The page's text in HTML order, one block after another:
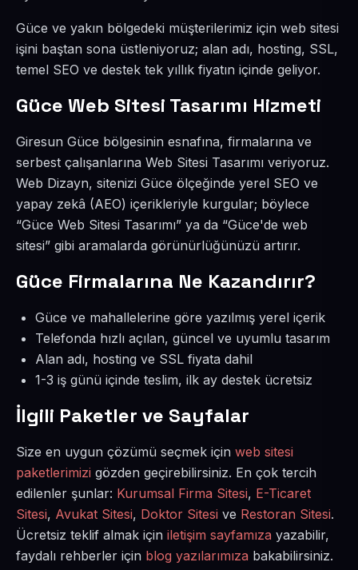
Güce ve yakın bölgedeki müşterilerimiz için web sitesi
işini baştan sona üstleniyoruz; alan adı, hosting, SSL,
temel SEO ve destek tek yıllık fiyatın içinde geliyor.
Güce Web Sitesi Tasarımı Hizmeti
Giresun Güce bölgesinin esnafına, firmalarına ve
serbest çalışanlarına Web Sitesi Tasarımı veriyoruz.
Web Dizayn, sitenizi Güce ölçeğinde yerel SEO ve
yapay zekâ (AEO) içerikleriyle kurgular; böylece
“Güce Web Sitesi Tasarımı” ya da “Güce'de web
sitesi” gibi aramalarda görünürlüğünüzü artırır.
Güce Firmalarına Ne Kazandırır?
Güce ve mahallelerine göre yazılmış yerel içerik
Telefonda hızlı açılan, güncel ve uyumlu tasarım
Alan adı, hosting ve SSL fiyata dahil
1-3 iş günü içinde teslim, ilk ay destek ücretsiz
İlgili Paketler ve Sayfalar
Size en uygun çözümü seçmek için web sitesi
paketlerimizi gözden geçirebilirsiniz. En çok tercih
edilenler şunlar: Kurumsal Firma Sitesi, E-Ticaret
Sitesi, Avukat Sitesi, Doktor Sitesi ve Restoran Sitesi.
Ücretsiz teklif almak için iletişim sayfamıza yazabilir,
faydalı rehberler için blog yazılarımıza bakabilirsiniz.